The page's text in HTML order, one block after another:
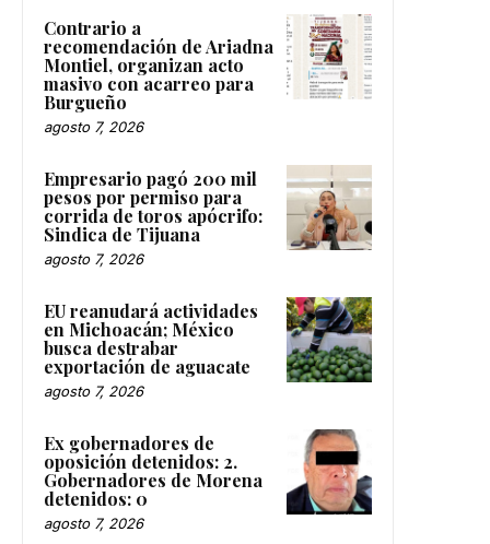
Contrario a
recomendación de Ariadna
Montiel, organizan acto
masivo con acarreo para
Burgueño
agosto 7, 2026
Empresario pagó 200 mil
pesos por permiso para
corrida de toros apócrifo:
Sindica de Tijuana
agosto 7, 2026
EU reanudará actividades
en Michoacán; México
busca destrabar
exportación de aguacate
agosto 7, 2026
Ex gobernadores de
oposición detenidos: 2.
Gobernadores de Morena
detenidos: 0
agosto 7, 2026